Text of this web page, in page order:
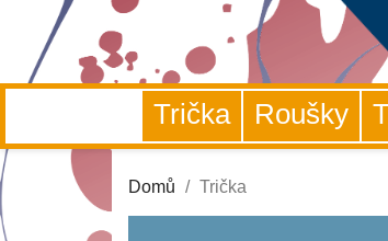
Trička Roušky
Domů Trička